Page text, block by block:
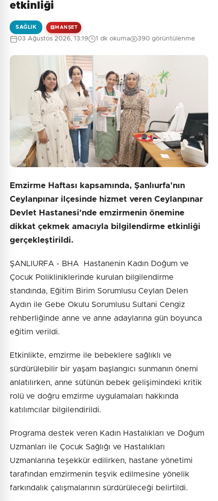
etkinliği
SAĞLIK MANŞET
03 Ağustos 2026, 13:19 1 dk okuma 390 görüntülenme
Emzirme Haftası kapsamında, Şanlıurfa'nın
Ceylanpınar ilçesinde hizmet veren Ceylanpınar
Devlet Hastanesi'nde emzirmenin önemine
dikkat çekmek amacıyla bilgilendirme etkinliği
gerçekleştirildi.
ŞANLIURFA - BHA Hastanenin Kadın Doğum ve
Çocuk Polikliniklerinde kurulan bilgilendirme
standında, Eğitim Birim Sorumlusu Ceylan Delen
Aydın ile Gebe Okulu Sorumlusu Sultani Cengiz
rehberliğinde anne ve anne adaylarına gün boyunca
eğitim verildi.
Etkinlikte, emzirme ile bebeklere sağlıklı ve
sürdürülebilir bir yaşam başlangıcı sunmanın önemi
anlatılırken, anne sütünün bebek gelişimindeki kritik
rolü ve doğru emzirme uygulamaları hakkında
katılımcılar bilgilendirildi.
Programa destek veren Kadın Hastalıkları ve Doğum
Uzmanları ile Çocuk Sağlığı ve Hastalıkları
Uzmanlarına teşekkür edilirken, hastane yönetimi
tarafından emzirmenin teşvik edilmesine yönelik
farkındalık çalışmalarının sürdürüleceği belirtildi.